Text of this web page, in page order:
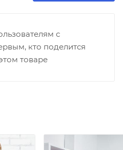
с
кто поделится
товаре